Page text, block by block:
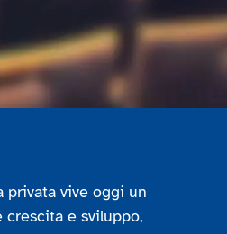
privata vive oggi un
e sviluppo,